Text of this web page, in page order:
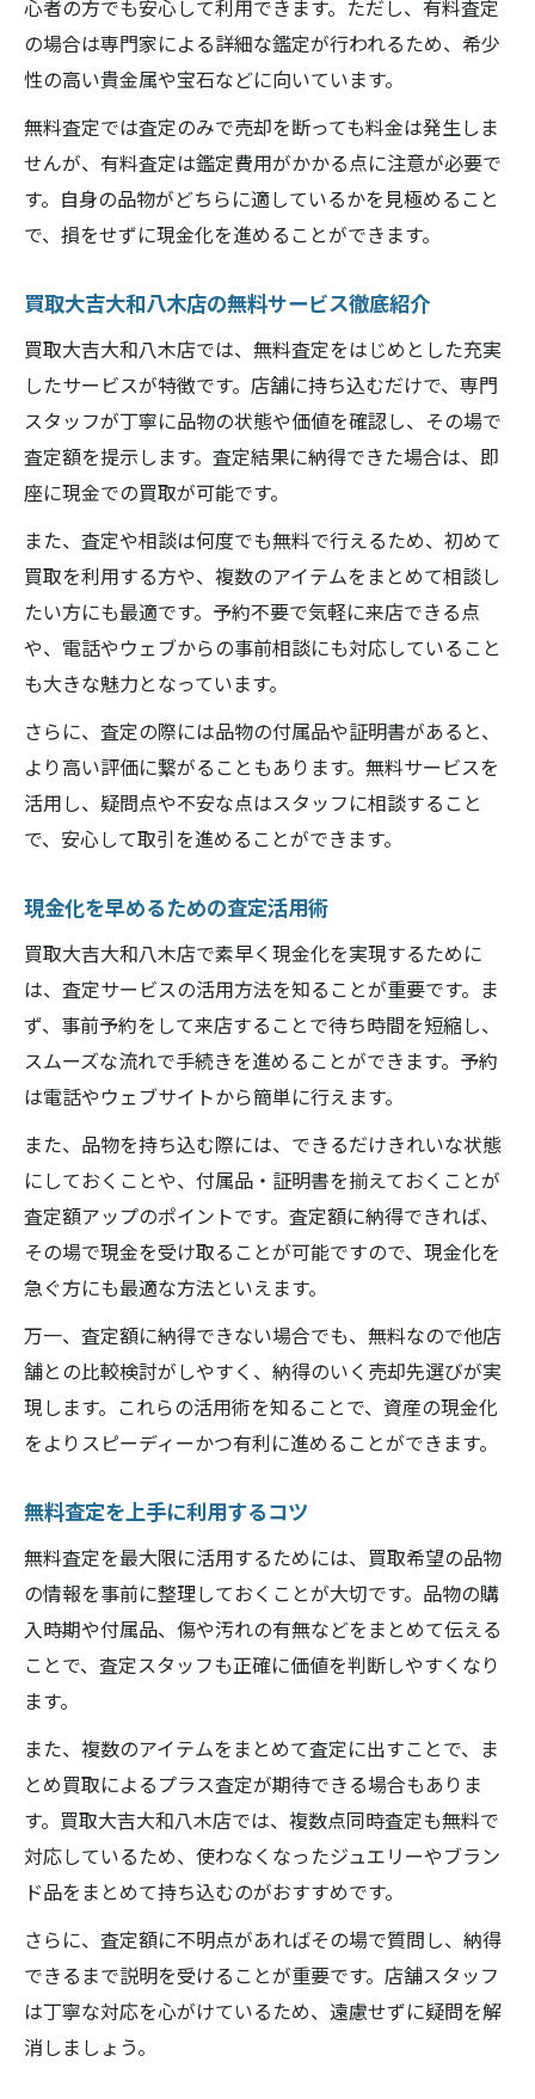
心者の方でも安心して利用できます。ただし、有料査定
の場合は専門家による詳細な鑑定が行われるため、希少
性の高い貴金属や宝石などに向いています。
無料査定では査定のみで売却を断っても料金は発生しま
せんが、有料査定は鑑定費用がかかる点に注意が必要で
す。自身の品物がどちらに適しているかを見極めること
で、損をせずに現金化を進めることができます。
買取大吉大和八木店の無料サービス徹底紹介
買取大吉大和八木店では、無料査定をはじめとした充実
したサービスが特徴です。店舗に持ち込むだけで、専門
スタッフが丁寧に品物の状態や価値を確認し、その場で
査定額を提示します。査定結果に納得できた場合は、即
座に現金での買取が可能です。
また、査定や相談は何度でも無料で行えるため、初めて
買取を利用する方や、複数のアイテムをまとめて相談し
たい方にも最適です。予約不要で気軽に来店できる点
や、電話やウェブからの事前相談にも対応していること
も大きな魅力となっています。
さらに、査定の際には品物の付属品や証明書があると、
より高い評価に繋がることもあります。無料サービスを
活用し、疑問点や不安な点はスタッフに相談すること
で、安心して取引を進めることができます。
現金化を早めるための査定活用術
買取大吉大和八木店で素早く現金化を実現するために
は、査定サービスの活用方法を知ることが重要です。ま
ず、事前予約をして来店することで待ち時間を短縮し、
スムーズな流れで手続きを進めることができます。予約
は電話やウェブサイトから簡単に行えます。
また、品物を持ち込む際には、できるだけきれいな状態
にしておくことや、付属品・証明書を揃えておくことが
査定額アップのポイントです。査定額に納得できれば、
その場で現金を受け取ることが可能ですので、現金化を
急ぐ方にも最適な方法といえます。
万一、査定額に納得できない場合でも、無料なので他店
舗との比較検討がしやすく、納得のいく売却先選びが実
現します。これらの活用術を知ることで、資産の現金化
をよりスピーディーかつ有利に進めることができます。
無料査定を上手に利用するコツ
無料査定を最大限に活用するためには、買取希望の品物
の情報を事前に整理しておくことが大切です。品物の購
入時期や付属品、傷や汚れの有無などをまとめて伝える
ことで、査定スタッフも正確に価値を判断しやすくなり
ます。
また、複数のアイテムをまとめて査定に出すことで、ま
とめ買取によるプラス査定が期待できる場合もありま
す。買取大吉大和八木店では、複数点同時査定も無料で
対応しているため、使わなくなったジュエリーやブラン
ド品をまとめて持ち込むのがおすすめです。
さらに、査定額に不明点があればその場で質問し、納得
できるまで説明を受けることが重要です。店舗スタッフ
は丁寧な対応を心がけているため、遠慮せずに疑問を解
消しましょう。